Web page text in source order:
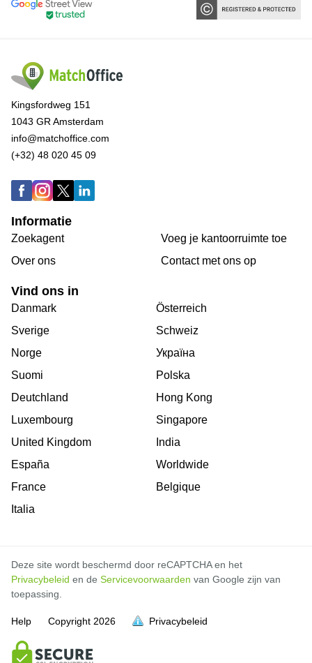
vol is
vol is
vol is
vol is
vol is
vol is
vol is
vol is
vol is
vol is
Kingsfordweg 151
1043 GR Amsterdam
info@matchoffice.com
(+32) 48 020 45 09
Informatie
Zoekagent
Over ons
Voeg je kantoorruimte toe
Сontact met ons op
Vind ons in
Danmark
Sverige
Norge
Suomi
Deutchland
Luxembourg
United Kingdom
España
France
Italia
Österreich
Schweiz
Україна
Polska
Hong Kong
Singapore
India
Worldwide
Belgique
Deze site wordt beschermd door reCAPTCHA en het
Privacybeleid en de Servicevoorwaarden van Google zijn van
toepassing.
Help Copyright 2026 Privacybeleid